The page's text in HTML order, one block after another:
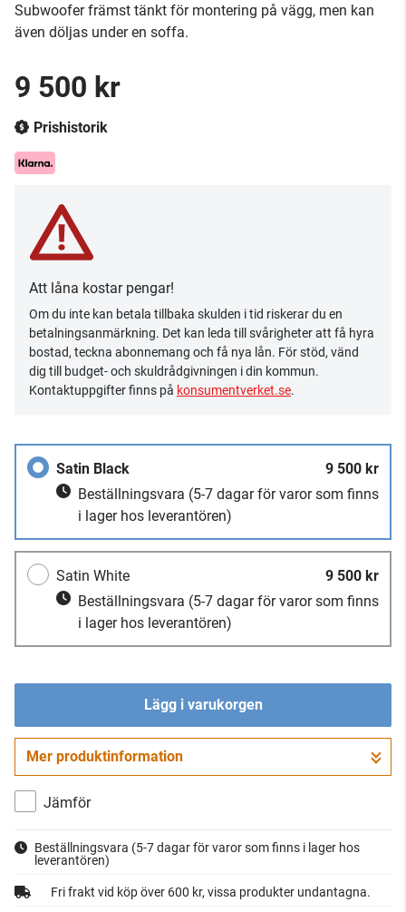
Subwoofer främst tänkt för montering på vägg, men kan
även döljas under en soffa.
9 500 kr
Prishistorik
Att låna kostar pengar!
Om du inte kan betala tillbaka skulden i tid riskerar du en
betalningsanmärkning. Det kan leda till svårigheter att få hyra
bostad, teckna abonnemang och få nya lån. För stöd, vänd
dig till budget- och skuldrådgivningen i din kommun.
Kontaktuppgifter finns på konsumentverket.se.
Satin Black
9 500 kr
Beställningsvara (5-7 dagar för varor som finns
i lager hos leverantören)
Satin White
9 500 kr
Beställningsvara (5-7 dagar för varor som finns
i lager hos leverantören)
Lägg i varukorgen
Gå till kassan
Mer produktinformation
Jämför
Beställningsvara (5-7 dagar för varor som finns i lager hos
leverantören)
Fri frakt vid köp över 600 kr, vissa produkter undantagna.